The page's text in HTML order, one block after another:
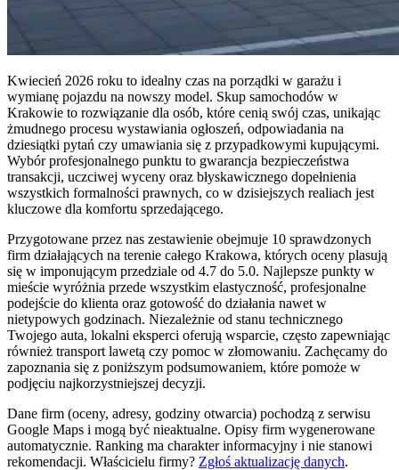
Kwiecień 2026 roku to idealny czas na porządki w garażu i
wymianę pojazdu na nowszy model. Skup samochodów w
Krakowie to rozwiązanie dla osób, które cenią swój czas, unikając
żmudnego procesu wystawiania ogłoszeń, odpowiadania na
dziesiątki pytań czy umawiania się z przypadkowymi kupującymi.
Wybór profesjonalnego punktu to gwarancja bezpieczeństwa
transakcji, uczciwej wyceny oraz błyskawicznego dopełnienia
wszystkich formalności prawnych, co w dzisiejszych realiach jest
kluczowe dla komfortu sprzedającego.
Przygotowane przez nas zestawienie obejmuje 10 sprawdzonych
firm działających na terenie całego Krakowa, których oceny plasują
się w imponującym przedziale od 4.7 do 5.0. Najlepsze punkty w
mieście wyróżnia przede wszystkim elastyczność, profesjonalne
podejście do klienta oraz gotowość do działania nawet w
nietypowych godzinach. Niezależnie od stanu technicznego
Twojego auta, lokalni eksperci oferują wsparcie, często zapewniając
również transport lawetą czy pomoc w złomowaniu. Zachęcamy do
zapoznania się z poniższym podsumowaniem, które pomoże w
podjęciu najkorzystniejszej decyzji.
Dane firm (oceny, adresy, godziny otwarcia) pochodzą z serwisu
Google Maps i mogą być nieaktualne. Opisy firm wygenerowane
automatycznie. Ranking ma charakter informacyjny i nie stanowi
rekomendacji. Właścicielu firmy? Zgłoś aktualizację danych.